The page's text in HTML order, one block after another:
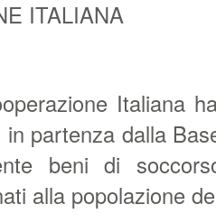
ITALIANA
Italiana
partenza dalla
beni di
alla popolazione